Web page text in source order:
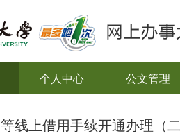
个人中心 公文管理
线上借用手续开通办理（